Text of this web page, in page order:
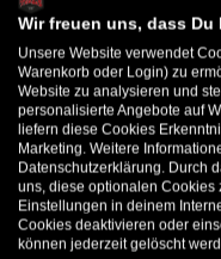
5330
Verifiziert
Willkommens-
Bis zu 11% Rabatt auf
5% ab €80
E-Mail
MÄNNER
Wir freuen uns, dass
Unsere Website verwendet
Warenkorb oder Login) zu
Website zu analysieren und
personalisierte Angebote auf
liefern diese Cookies
Marketing. Weitere
Datenschutzerklärung. Durch
uns, diese optionalen Cookies
Einstellungen in deinem
Cookies deaktivieren oder
können jederzeit gelöscht